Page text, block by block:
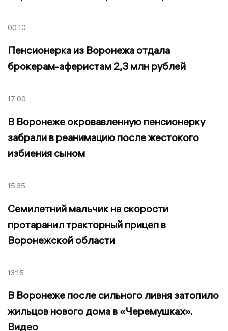
00:10
Пенсионерка из Воронежа отдала
брокерам-аферистам 2,3 млн рублей
17:00
В Воронеже окровавленную пенсионерку
забрали в реанимацию после жестокого
избиения сыном
15:35
Семилетний мальчик на скорости
протаранил тракторный прицеп в
Воронежской области
13:15
В Воронеже после сильного ливня затопило
жильцов нового дома в «Черемушках».
Видео